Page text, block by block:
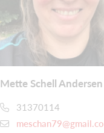
Mette Schell Andersen
31370114